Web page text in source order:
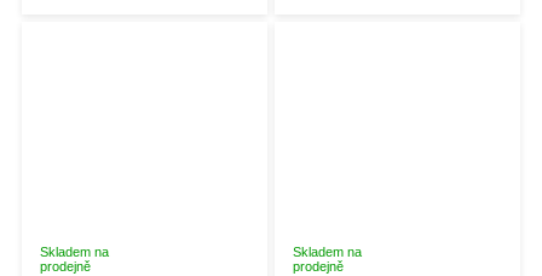
Skladem na
prodejně
Skladem na
prodejně